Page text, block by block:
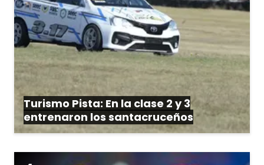
Turismo Pista: En la clase 2 y 3
entrenaron los santacruceños